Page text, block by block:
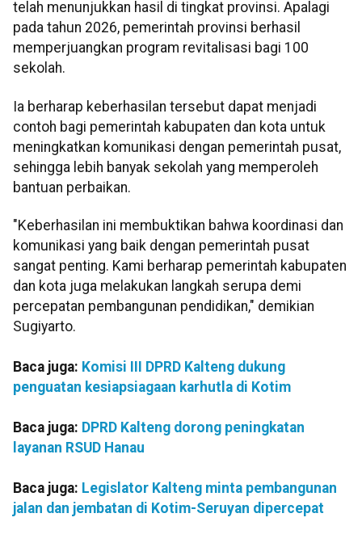
telah menunjukkan hasil di tingkat provinsi. Apalagi
pada tahun 2026, pemerintah provinsi berhasil
memperjuangkan program revitalisasi bagi 100
sekolah.
Ia berharap keberhasilan tersebut dapat menjadi
contoh bagi pemerintah kabupaten dan kota untuk
meningkatkan komunikasi dengan pemerintah pusat,
sehingga lebih banyak sekolah yang memperoleh
bantuan perbaikan.
"Keberhasilan ini membuktikan bahwa koordinasi dan
komunikasi yang baik dengan pemerintah pusat
sangat penting. Kami berharap pemerintah kabupaten
dan kota juga melakukan langkah serupa demi
percepatan pembangunan pendidikan," demikian
Sugiyarto.
Baca juga: Komisi III DPRD Kalteng dukung
penguatan kesiapsiagaan karhutla di Kotim
Baca juga: DPRD Kalteng dorong peningkatan
layanan RSUD Hanau
Baca juga: Legislator Kalteng minta pembangunan
jalan dan jembatan di Kotim-Seruyan dipercepat